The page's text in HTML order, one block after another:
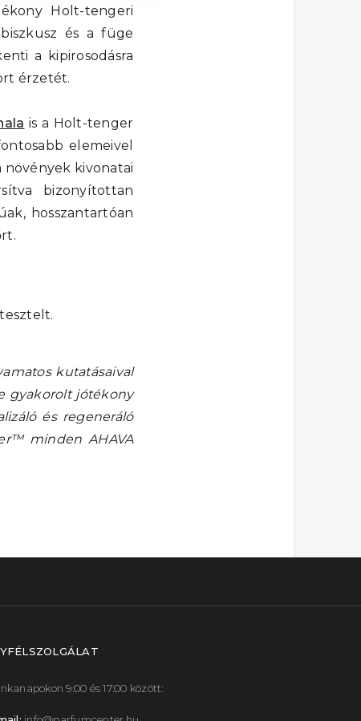
Holt-tengeri
és a füge
a kipirosodásra
érzetét.
is a Holt-tenger
elemeivel
növények kivonatai
bizonyítottan
hosszantartóan
kutatásaival
gyakorolt jótékony
és regeneráló
minden AHAVA
9:00 és 17:00 között: